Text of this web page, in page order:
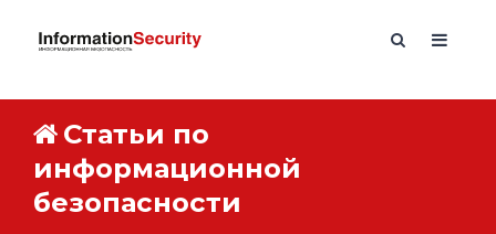
Статьи по
информационной
безопасности